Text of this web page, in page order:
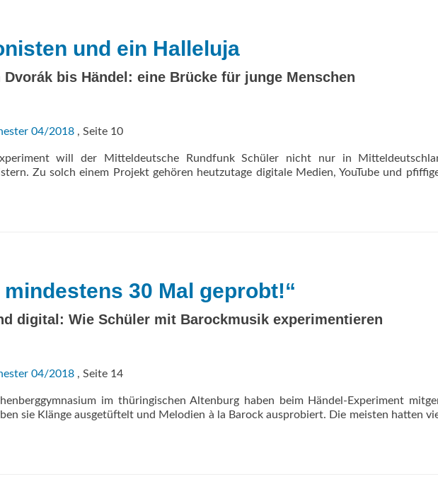
und ein Halleluja
bis Händel: eine Brücke für junge Menschen
04/2018 , Seite 10
will der Mitteldeutsche Rundfunk Schüler nicht nur in
Zu solch einem Projekt gehören heutzutage digitale Medien, YouTube und
mindestens 30 Mal geprobt!“
digital: Wie Schüler mit Barockmusik experimentieren
04/2018 , Seite 14
im thüringischen Altenburg haben beim Händel-Experiment
sie Klänge ausgetüftelt und Melodien à la Barock ausprobiert. Die meisten hatten